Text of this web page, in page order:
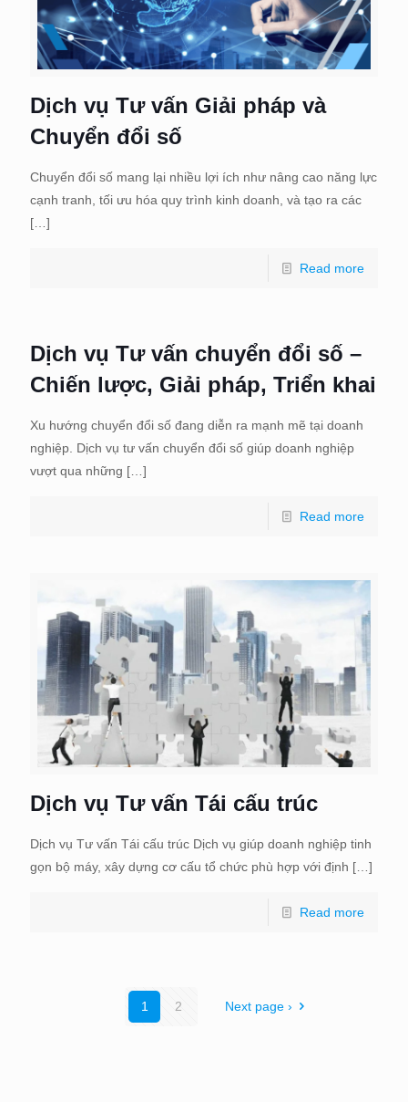
Dịch vụ Tư vấn Giải pháp và
Chuyển đổi số
Chuyển đổi số mang lại nhiều lợi ích như nâng cao năng lực
cạnh tranh, tối ưu hóa quy trình kinh doanh, và tạo ra các
[…]
Read more
Dịch vụ Tư vấn chuyển đổi số –
Chiến lược, Giải pháp, Triển khai
Xu hướng chuyển đổi số đang diễn ra mạnh mẽ tại doanh
nghiệp. Dịch vụ tư vấn chuyển đổi số giúp doanh nghiệp
vượt qua những […]
Read more
Dịch vụ Tư vấn Tái cấu trúc
Dịch vụ Tư vấn Tái cấu trúc Dịch vụ giúp doanh nghiệp tinh
gọn bộ máy, xây dựng cơ cấu tổ chức phù hợp với định […]
Read more
1 2 Next page ›